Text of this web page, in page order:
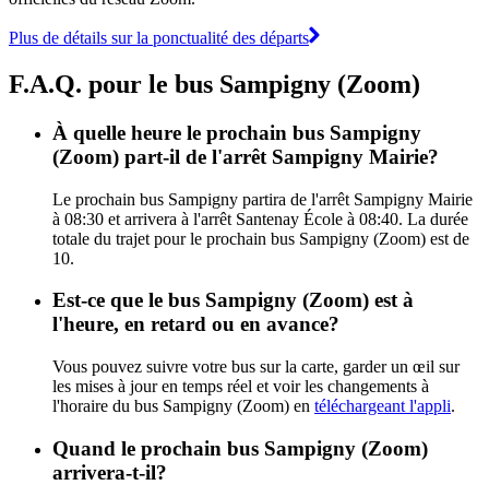
Plus de détails sur la ponctualité des départs
F.A.Q. pour le bus Sampigny (Zoom)
À quelle heure le prochain bus Sampigny
(Zoom) part-il de l'arrêt Sampigny Mairie?
Le prochain bus Sampigny partira de l'arrêt Sampigny Mairie
à 08:30 et arrivera à l'arrêt Santenay École à 08:40. La durée
totale du trajet pour le prochain bus Sampigny (Zoom) est de
10.
Est-ce que le bus Sampigny (Zoom) est à
l'heure, en retard ou en avance?
Vous pouvez suivre votre bus sur la carte, garder un œil sur
les mises à jour en temps réel et voir les changements à
l'horaire du bus Sampigny (Zoom) en téléchargeant l'appli.
Quand le prochain bus Sampigny (Zoom)
arrivera-t-il?